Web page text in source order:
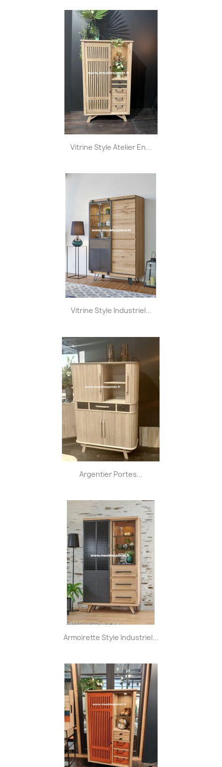
Vitrine Style Atelier En...
Vitrine Style Industriel...
Argentier Portes...
Armoirette Style Industriel...